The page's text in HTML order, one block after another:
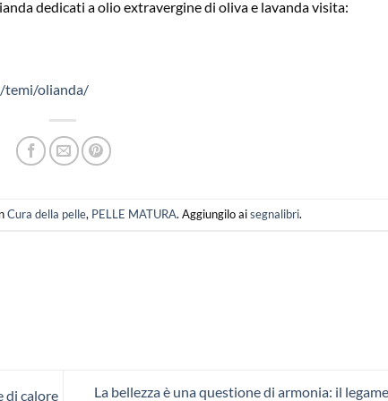
dedicati a olio extravergine di oliva e lavanda visita:
temi/olianda/
Cura della pelle, PELLE MATURA. Aggiungilo aisegnalibri.
di calore La bellezza è una questione di armonia: il